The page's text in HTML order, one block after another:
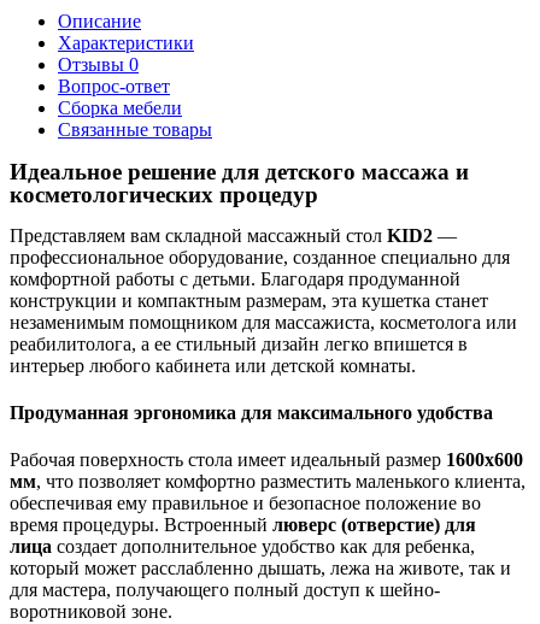
Описание
Характеристики
Отзывы 0
Вопрос-ответ
Сборка мебели
Связанные товары
Идеальное решение для детского массажа и
косметологических процедур
Представляем вам складной массажный стол KID2 —
профессиональное оборудование, созданное специально для
комфортной работы с детьми. Благодаря продуманной
конструкции и компактным размерам, эта кушетка станет
незаменимым помощником для массажиста, косметолога или
реабилитолога, а ее стильный дизайн легко впишется в
интерьер любого кабинета или детской комнаты.
Продуманная эргономика для максимального удобства
Рабочая поверхность стола имеет идеальный размер 1600х600
мм, что позволяет комфортно разместить маленького клиента,
обеспечивая ему правильное и безопасное положение во
время процедуры. Встроенный люверс (отверстие) для
лица создает дополнительное удобство как для ребенка,
который может расслабленно дышать, лежа на животе, так и
для мастера, получающего полный доступ к шейно-
воротниковой зоне.